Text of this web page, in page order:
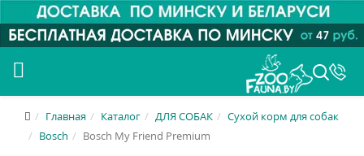
Главная Каталог ДЛЯ СОБАК
Сухой корм для собак
Bosch
Bosch My Friend Premium